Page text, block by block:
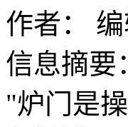
作者： 编
信息摘要
"炉门是